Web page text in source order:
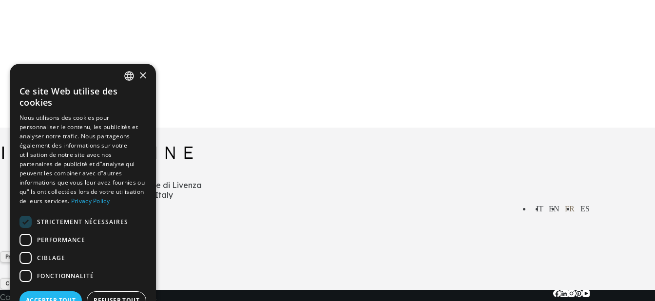
Via L.Zecchetto n.1 – ZI La Salute di Livenza
30029 San Stino di Livenza (VE) Italy
+39 0421 290378
info@imperial-line.com
Privacy Policy
Cookie Policy
IT EN FR ES
Copyright © 2026 - IMPERIAL LINE SRL
ENGLISH
FRENCH
SPANISH
×
Ce site Web utilise des
cookies
Nous utilisons des cookies pour
personnaliser le contenu, les publicités et
analyser notre trafic. Nous partageons
également des informations sur votre
utilisation de notre site avec nos
partenaires de publicité et d"analyse qui
peuvent les combiner avec d"autres
informations que vous leur avez fournies ou
qu"ils ont collectées lors de votre utilisation
de leurs services. Privacy Policy
STRICTEMENT NÉCESSAIRES
PERFORMANCE
CIBLAGE
FONCTIONNALITÉ